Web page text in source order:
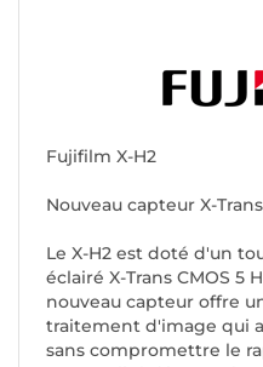
Fujifilm X-H2
Nouveau capteur X-Trans
Le X-H2 est doté d'un
éclairé X-Trans CMOS 5
nouveau capteur offre
traitement d'image qui
sans compromettre le